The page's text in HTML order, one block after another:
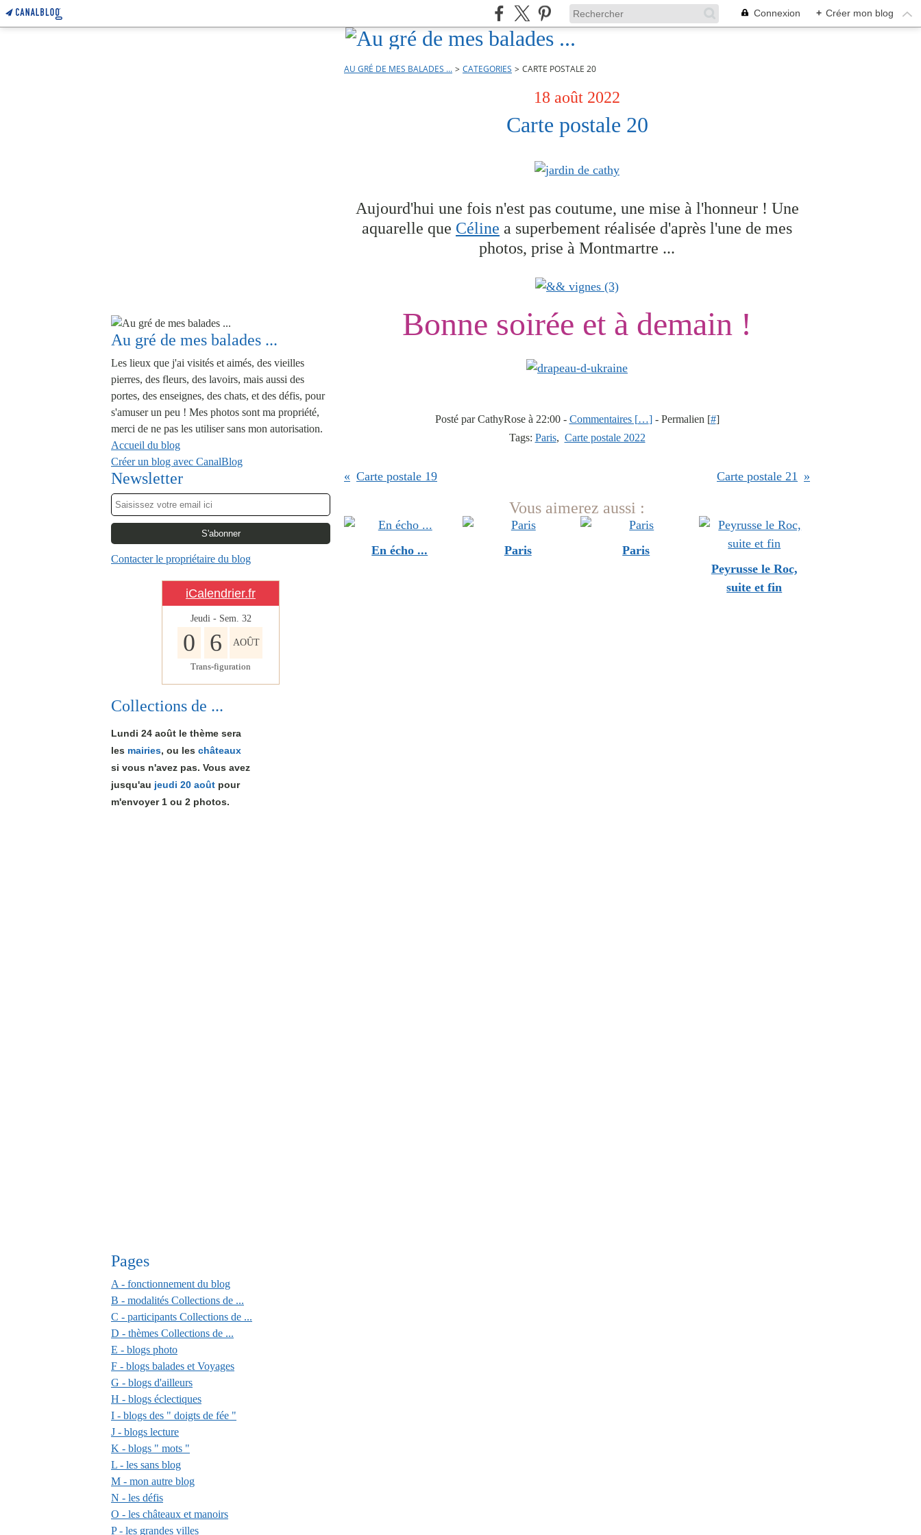
Connexion + Créer mon blog
Au gré de mes balades ...
Les lieux que j'ai visités et aimés, des vieilles
pierres, des fleurs, des lavoirs, mais aussi des
portes, des enseignes, des chats, et des défis, pour
s'amuser un peu ! Mes photos sont ma propriété,
merci de ne pas les utiliser sans mon autorisation.
Accueil du blog
Créer un blog avec CanalBlog
Newsletter
Contacter le propriétaire du blog
iCalendrier.fr
Jeudi - Sem. 32
0 6 AOÛT
Trans-figuration
Collections de ...
Lundi 24 août le thème sera
les mairies, ou les châteaux
si vous n'avez pas. Vous avez
jusqu'au jeudi 20 août pour
m'envoyer 1 ou 2 photos.
Pages
A - fonctionnement du blog
B - modalités Collections de ...
C - participants Collections de ...
D - thèmes Collections de ...
E - blogs photo
F - blogs balades et Voyages
G - blogs d'ailleurs
H - blogs éclectiques
I - blogs des " doigts de fée "
J - blogs lecture
K - blogs " mots "
L - les sans blog
M - mon autre blog
N - les défis
O - les châteaux et manoirs
P - les grandes villes
AU GRÉ DE MES BALADES ... > CATEGORIES > CARTE POSTALE 20
18 août 2022
Carte postale 20
Aujourd'hui une fois n'est pas coutume, une mise à l'honneur ! Une
aquarelle que Céline a superbement réalisée d'après l'une de mes
photos, prise à Montmartre ...
Bonne soirée et à demain !
Posté par CathyRose à 22:00 - Commentaires […]- Permalien [#]
Tags: Paris, Carte postale 2022
Carte postale 19 Carte postale 21
Vous aimerez aussi :
En écho ... Paris
Paris
Peyrusse le Roc,
suite et fin